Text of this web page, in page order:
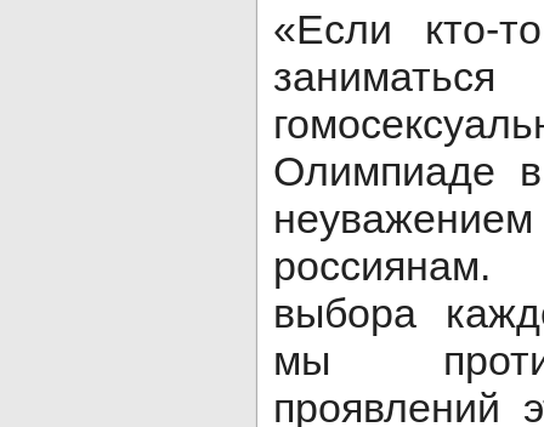
«Если кто-
Олимпиаде
выбора
мы
проявлений